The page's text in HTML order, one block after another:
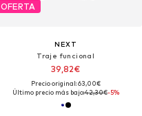
OFERTA
NEXT
Traje funcional
39,82€
Precio original: 63,00€
Último precio más bajo:42,30€-5%